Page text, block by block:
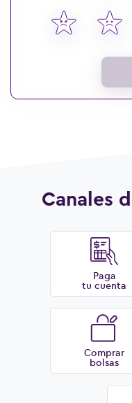
Canales
Paga
tu cuenta
Comprar
bolsas